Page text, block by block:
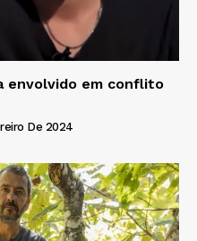
envolvido em conflito
De 2024